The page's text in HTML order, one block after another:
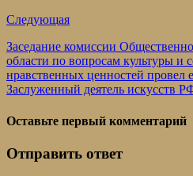
Следующая
Заседание комиссии
области по вопросам культуры и
нравственных ценностей провел
Заслуженный деятель искусств
Оставьте первый комментарий
Отправить ответ